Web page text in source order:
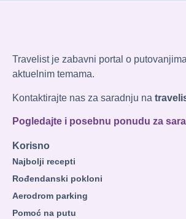
Travelist je zabavni portal o
aktuelnim temama.
Kontaktirajte nas za saradnju na
Pogledajte i posebnu ponudu za
Korisno
Najbolji recepti
Rođendanski pokloni
Aerodrom parking
Pomoć na putu